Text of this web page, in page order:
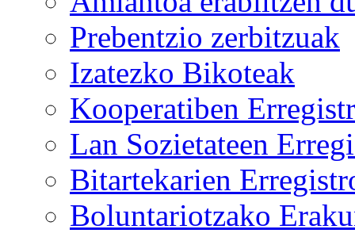
Prebentzio zerbitzuak
Izatezko Bikoteak
Kooperatiben
Lan Sozietateen
Bitartekarien
Boluntariotzako